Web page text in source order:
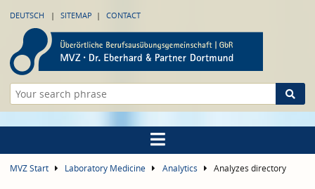
DEUTSCH SITEMAP CONTACT
MVZ Start Laboratory Medicine Analytics Analyzes directory